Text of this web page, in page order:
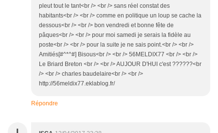
pleut tout le tant<br /> <br /> sans réel constat des
habitants<br /> <br /> comme en politique un loup se cache la
dessous<br /> <br /> bon vendredi et bonne fête de
pâques<br /> <br /> pour moi samedi je serais la fidèle au
poste<br /> <br /> pour la suite je ne sais point.<br /> <br />
Amitiés[#^*^#] Bisous<br /> <br /> 56MELDIX77 <br /> <br />
Le Briard Breton <br /> <br /> AUJOUR D'HUI c'est ??????<br
/> <br /> charles baudelaire<br /> <br />
http://56meldix77.eklablog.fr/
Répondre